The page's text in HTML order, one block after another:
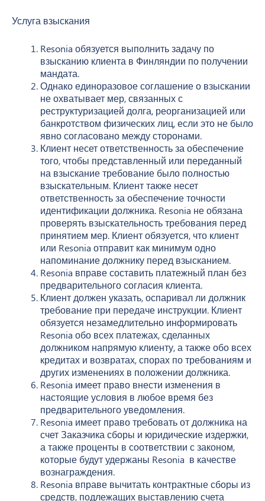
Услуга взыскания
Resonia обязуется выполнить задачу по
взысканию клиента в Финляндии по получении
мандата.
Однако единоразовое соглашение о взыскании
не охватывает мер, связанных с
реструктуризацией долга, реорганизацией или
банкротством физических лиц, если это не было
явно согласовано между сторонами.
Клиент несет ответственность за обеспечение
того, чтобы представленный или переданный
на взыскание требование было полностью
взыскательным. Клиент также несет
ответственность за обеспечение точности
идентификации должника. Resonia не обязана
проверять взыскательность требования перед
принятием мер. Клиент обязуется, что клиент
или Resonia отправит как минимум одно
напоминание должнику перед взысканием.
Resonia вправе составить платежный план без
предварительного согласия клиента.
Клиент должен указать, оспаривал ли должник
требование при передаче инструкции. Клиент
обязуется незамедлительно информировать
Resonia обо всех платежах, сделанных
должником напрямую клиенту, а также обо всех
кредитах и возвратах, спорах по требованиям и
других изменениях в положении должника.
Resonia имеет право внести изменения в
настоящие условия в любое время без
предварительного уведомления.
Resonia имеет право требовать от должника на
счет Заказчика сборы и юридические издержки,
а также проценты в соответствии с законом,
которые будут удержаны Resonia в качестве
вознаграждения.
Resonia вправе вычитать контрактные сборы из
средств, подлежащих выставлению счета